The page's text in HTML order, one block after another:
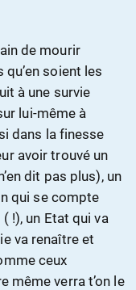
de mourir
soient les
à une survie
lui-même à
dans la finesse
avoir trouvé un
dit pas plus), un
qui se compte
!), un Etat qui va
va renaître et
ceux
même verra t’on le